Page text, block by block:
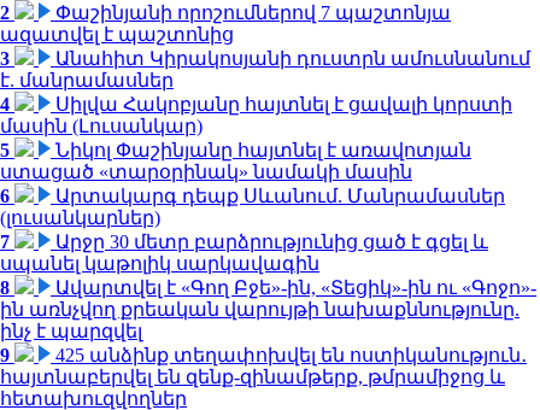
2
Փաշինյանի որոշումներով 7 պաշտոնյա
ազատվել է պաշտոնից
3
Անահիտ Կիրակոսյանի դուստրն ամուսնանում
է. մանրամասներ
4
Սիլվա Հակոբյանը հայտնել է ցավալի կորստի
մասին (Լուսանկար)
5
Նիկոլ Փաշինյանը հայտնել է առավոտյան
ստացած «տարօրինակ» նամակի մասին
6
Արտակարգ դեպք Սևանում. Մանրամասներ
(լուսանկարներ)
7
Արջը 30 մետր բարձրությունից ցած է գցել և
սպանել կաթոլիկ սարկավագին
8
Ավարտվել է «Գող Բջե»-ին, «Տեցիկ»-ին ու «Գոջո»-
ին առնչվող քրեական վարույթի նախաքննությունը.
ինչ է պարզվել
9
425 անձինք տեղափոխվել են ոստիկանություն․
հայտնաբերվել են զենք-զինամթերք, թմրամիջոց և
հետախուզվողներ